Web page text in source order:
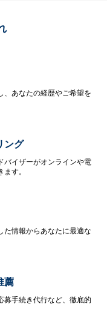
、あなたの経歴やご希望を
ング
バイザーがオンラインや電
す。
た情報からあなたに最適な
薦
募手続き代行など、徹底的